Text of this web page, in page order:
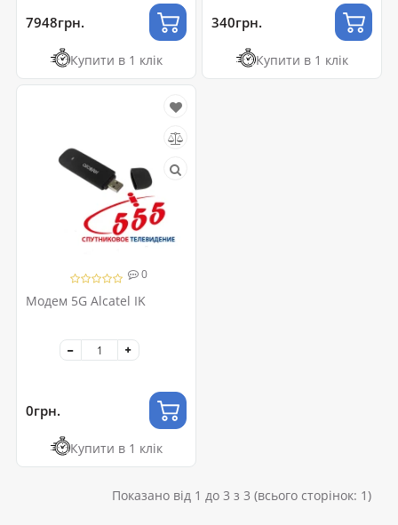
7948грн.
Купити в 1 клік
340грн.
Купити в 1 клік
0
Модем 5G Alcatel IK
0грн.
Купити в 1 клік
Показано від 1 до 3 з 3 (всього сторінок: 1)